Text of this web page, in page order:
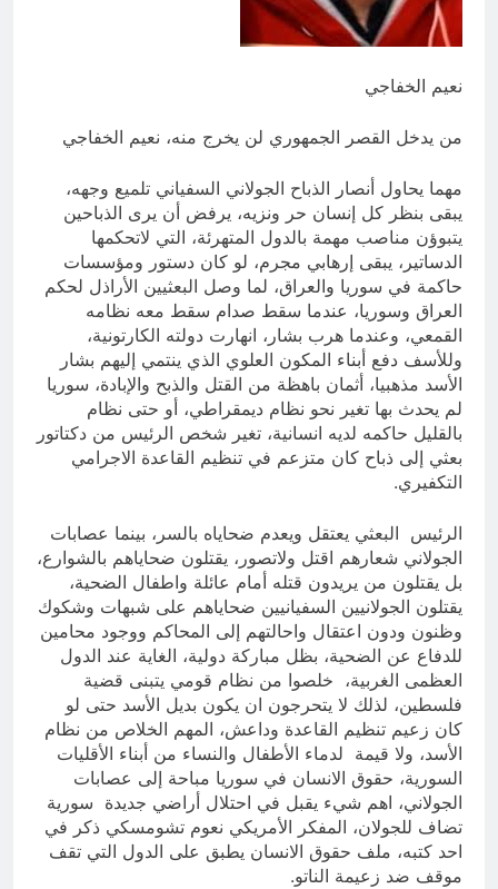
المخطط البياني للموت / راي الفلسفة
نعيم الخفاجي
من يدخل القصر الجمهوري لن يخرج منه، نعيم الخفاجي
مهما يحاول أنصار الذباح الجولاني السفياني تلميع وجهه،
يبقى بنظر كل إنسان حر ونزيه، يرفض أن يرى الذباحين
يتبوؤن مناصب مهمة بالدول المتهرئة، التي لاتحكمها
الدساتير، يبقى إرهابي مجرم، لو كان دستور ومؤسسات
حاكمة في سوريا والعراق، لما وصل البعثيين الأراذل لحكم
العراق وسوريا، عندما سقط صدام سقط معه نظامه
القمعي، وعندما هرب بشار، انهارت دولته الكارتونية،
وللأسف دفع أبناء المكون العلوي الذي ينتمي إليهم بشار
الأسد مذهبيا، أثمان باهظة من القتل والذبح والإبادة، سوريا
لم يحدث بها تغير نحو نظام ديمقراطي، أو حتى نظام
بالقليل حاكمه لديه انسانية، تغير شخص الرئيس من دكتاتور
بعثي إلى ذباح كان متزعم في تنظيم القاعدة الاجرامي
التكفيري.
الرئيس البعثي يعتقل ويعدم ضحاياه بالسر، بينما عصابات
الجولاني شعارهم اقتل ولاتصور، يقتلون ضحاياهم بالشوارع،
بل يقتلون من يريدون قتله أمام عائلة واطفال الضحية،
يقتلون الجولانيين السفيانيين ضحاياهم على شبهات وشكوك
وظنون ودون اعتقال واحالتهم إلى المحاكم ووجود محامين
للدفاع عن الضحية، بظل مباركة دولية، الغاية عند الدول
العظمى الغربية، خلصوا من نظام قومي يتبنى قضية
فلسطين، لذلك لا يتحرجون ان يكون بديل الأسد حتى لو
كان زعيم تنظيم القاعدة وداعش، المهم الخلاص من نظام
الأسد، ولا قيمة لدماء الأطفال والنساء من أبناء الأقليات
السورية، حقوق الانسان في سوريا مباحة إلى عصابات
الجولاني، اهم شيء يقبل في احتلال أراضي جديدة سورية
تضاف للجولان، المفكر الأمريكي نعوم تشومسكي ذكر في
احد كتبه، ملف حقوق الانسان يطبق على الدول التي تقف
موقف ضد زعيمة الناتو.